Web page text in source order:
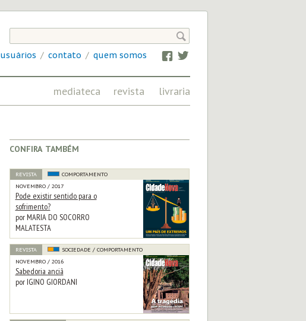
mediateca
IMAGEM, ÁUDIO
revista
FRATERNIDADE
livraria

usuários / contato / quem somos Facebook
Twitter
confira também
REVISTA
COMPORTAMENTO
NOVEMBRO / 2017
Pode existir sentido para o
sofrimento?
por MARIA DO SOCORRO
MALATESTA
REVISTA
SOCIEDADE / COMPORTAMENTO
NOVEMBRO / 2016
Sabedoria anciã
por IGINO GIORDANI